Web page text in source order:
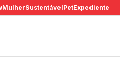
MulherSustentávelPetExpediente